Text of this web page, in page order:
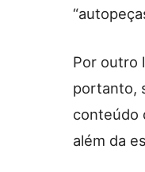
Por outro
portanto,
conteúdo
além da